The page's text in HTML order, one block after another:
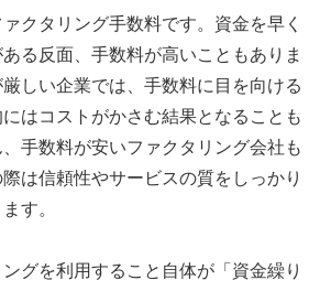
クタリング手数料です。資金を早く
る反面、手数料が高いこともありま
しい企業では、手数料に目を向ける
はコストがかさむ結果となることも
手数料が安いファクタリング会社も
は信頼性やサービスの質をしっかり
す。
グを利用すること自体が「資金繰り